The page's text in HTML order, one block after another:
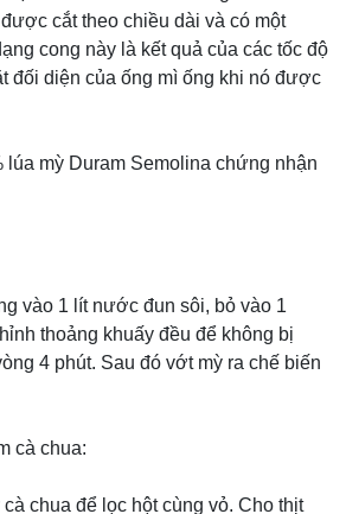
cắt theo chiều dài và có một
cong này là kết quả của các tốc độ
đối diện của ống mì ống khi nó được
lúa mỳ Duram Semolina chứng nhận
vào 1 lít nước đun sôi, bỏ vào 1
thoảng khuấy đều để không bị
4 phút. Sau đó vớt mỳ ra chế biến
cà chua:
chua để lọc hột cùng vỏ. Cho thịt